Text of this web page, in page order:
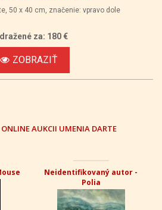
50 x 40 cm, značenie: vpravo dole
za: 180 €
ZOBRAZIŤ
ONLINE AUKCII UMENIA DARTE
Neidentifikovaný autor -
Polia